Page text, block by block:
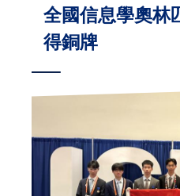
全國信息學奧林
得銅牌